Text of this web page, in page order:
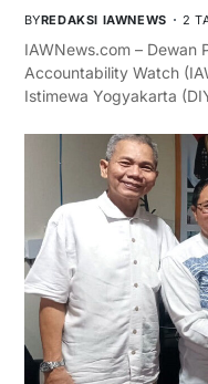
BYREDAKSI IAWNEWS 2
IAWNews.com – Dewan
Accountability Watch
Istimewa Yogyakarta